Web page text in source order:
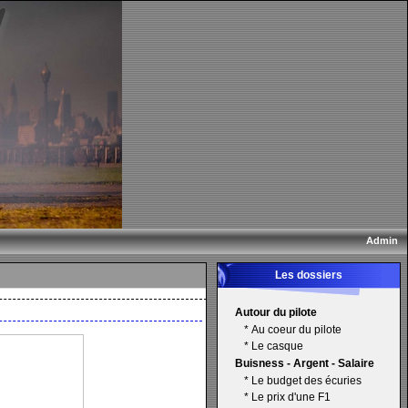
Admin
Les dossiers
Autour du pilote
* Au coeur du pilote
* Le casque
Buisness - Argent - Salaire
* Le budget des écuries
* Le prix d'une F1